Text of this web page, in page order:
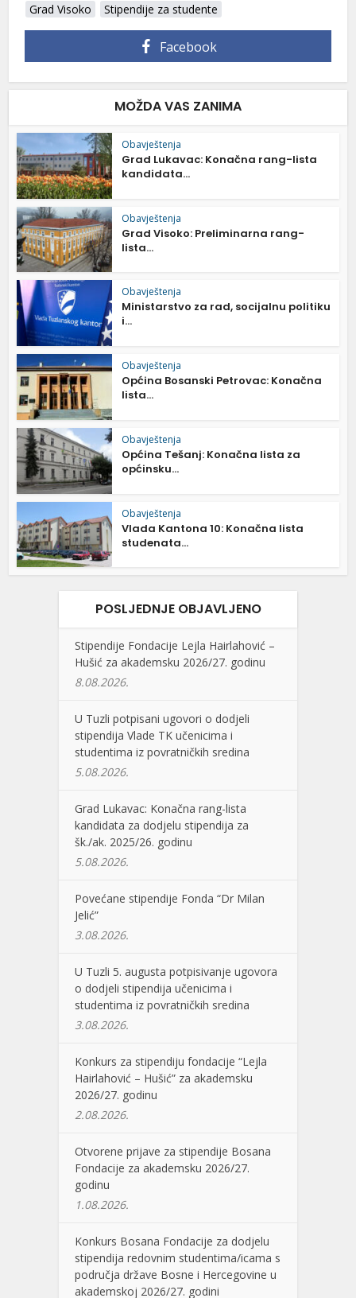
Grad Visoko Stipendije za studente
Facebook
MOŽDA VAS ZANIMA
Obavještenja
Grad Lukavac: Konačna rang-lista
kandidata...
Obavještenja
Grad Visoko: Preliminarna rang-
lista...
Obavještenja
Ministarstvo za rad, socijalnu politiku
i...
Obavještenja
Općina Bosanski Petrovac: Konačna
lista...
Obavještenja
Općina Tešanj: Konačna lista za
općinsku...
Obavještenja
Vlada Kantona 10: Konačna lista
studenata...
POSLJEDNJE OBJAVLJENO
Stipendije Fondacije Lejla Hairlahović –
Hušić za akademsku 2026/27. godinu
8.08.2026.
U Tuzli potpisani ugovori o dodjeli
stipendija Vlade TK učenicima i
studentima iz povratničkih sredina
5.08.2026.
Grad Lukavac: Konačna rang-lista
kandidata za dodjelu stipendija za
šk./ak. 2025/26. godinu
5.08.2026.
Povećane stipendije Fonda “Dr Milan
Jelić”
3.08.2026.
U Tuzli 5. augusta potpisivanje ugovora
o dodjeli stipendija učenicima i
studentima iz povratničkih sredina
3.08.2026.
Konkurs za stipendiju fondacije “Lejla
Hairlahović – Hušić” za akademsku
2026/27. godinu
2.08.2026.
Otvorene prijave za stipendije Bosana
Fondacije za akademsku 2026/27.
godinu
1.08.2026.
Konkurs Bosana Fondacije za dodjelu
stipendija redovnim studentima/icama s
područja države Bosne i Hercegovine u
akademskoj 2026/27. godini